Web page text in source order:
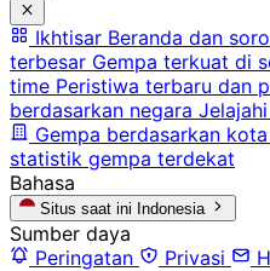
Ikhtisar Beranda dan
terbesar Gempa terkuat di
time Peristiwa terbaru dan
berdasarkan negara
Gempa berdasarkan kota
statistik gempa terdekat
Bahasa
Situs saat ini Indonesia
Sumber daya
Peringatan
Privasi